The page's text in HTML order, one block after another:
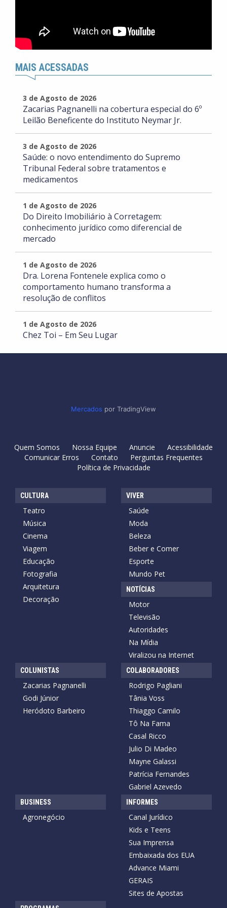
MAIS ACESSADAS
3 de Agosto de 2026
Zacarias Pagnanelli na cobertura especial do 6º
Leilão Beneficente do Instituto Neymar Jr.
3 de Agosto de 2026
Saúde: o novo entendimento do Supremo
Tribunal Federal sobre tratamentos e
medicamentos
1 de Agosto de 2026
Do Direito Imobiliário à Corretagem:
conhecimento jurídico como diferencial de
mercado
1 de Agosto de 2026
Dra. Lorena Fontenele explica como o
comportamento humano transforma a
resolução de conflitos
1 de Agosto de 2026
Chez Toi – Em Seu Lugar
Mercados por TradingView
Quem Somos Nossa Equipe Anuncie
Acessibilidade
Comunicar Erros
Contato
Perguntas Frequentes
Política de Privacidade
CULTURA
Teatro
Música
Cinema
Viagem
Educação
Fotografia
Arquitetura
Decoração
VIVER
Saúde
Moda
Beleza
Beber e Comer
Esporte
Mundo Pet
NOTÍCIAS
Motor
Televisão
Autoridades
Na Mídia
Viralizou na Internet
COLUNISTAS
Zacarias Pagnanelli
Godi Júnior
Heródoto Barbeiro
COLABORADORES
Rodrigo Pagliani
Tânia Voss
Thiaggo Camilo
Tô Na Fama
Casal Ricco
Julio Di Madeo
Mayne Galassi
Patrícia Fernandes
Gabriel Azevedo
BUSINESS
Agronegócio
INFORMES
Canal Jurídico
Kids e Teens
Sua Imprensa
Embaixada dos EUA
Advance Miami
GERAIS
Sites de Apostas